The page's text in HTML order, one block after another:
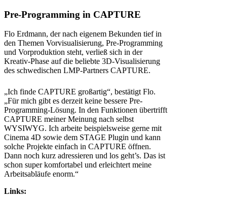
Pre-Programming in CAPTURE
Flo Erdmann, der nach eigenem Bekunden tief in
den Themen Vorvisualisierung, Pre-Programming
und Vorproduktion steht, verließ sich in der
Kreativ-Phase auf die beliebte 3D-Visualisierung
des schwedischen LMP-Partners CAPTURE.
„Ich finde CAPTURE großartig“, bestätigt Flo.
„Für mich gibt es derzeit keine bessere Pre-
Programming-Lösung. In den Funktionen übertrifft
CAPTURE meiner Meinung nach selbst
WYSIWYG. Ich arbeite beispielsweise gerne mit
Cinema 4D sowie dem STAGE Plugin und kann
solche Projekte einfach in CAPTURE öffnen.
Dann noch kurz adressieren und los geht’s. Das ist
schon super komfortabel und erleichtert meine
Arbeitsabläufe enorm.“
Links: